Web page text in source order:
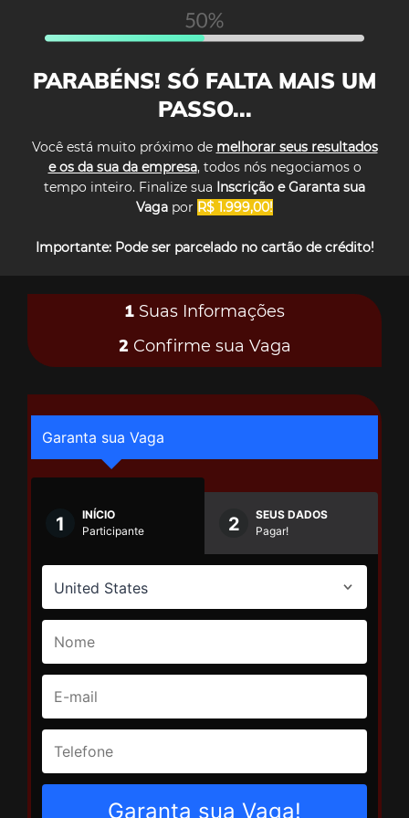
PARABÉNS! SÓ FALTA MAIS UM
PASSO...
Você está muito próximo de melhorar seus resultados
e os da sua da empresa, todos nós negociamos o
tempo inteiro. Finalize sua Inscrição e Garanta sua
Vaga por R$ 1.999,00!
​​​​​​​Importante: Pode ser parcelado no cartão de crédito!
1 Suas Informações
2 Confirme sua Vaga
Garanta sua Vaga
1
INÍCIO
Participante
2
SEUS DADOS
Pagar!
Garanta sua Vaga!